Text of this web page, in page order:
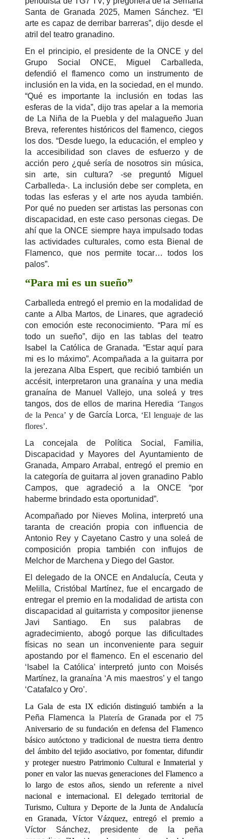
Santa de Granada 2025, Mamen Sánchez. “El
arte es capaz de derribar barreras”, dijo desde el
atril del teatro granadino.
En el principio, el presidente de la ONCE y del
Grupo Social ONCE, Miguel Carballeda,
defendió el flamenco como un instrumento de
inclusión en la vida, en la sociedad, en el mundo.
“Qué es importante la inclusión en todas las
esferas de la vida”, dijo tras apelar a la memoria
de La Niña de la Puebla y del malagueño Juan
Breva, referentes históricos del flamenco, ciegos
los dos. “Desde luego, la educación, el empleo y
la accesibilidad son claves de esfuerzo y de
acción pero ¿qué sería de nosotros sin música,
sin arte, sin cultura? -se preguntó Miguel
Carballeda-. La inclusión debe ser completa, en
todas las esferas y el arte nos ayuda también.
Por qué no pueden ser artistas las personas con
discapacidad, en este caso personas ciegas. De
ahí que la ONCE siempre haya impulsado todas
las actividades culturales, como esta Bienal de
Flamenco, que nos permite tocar… todos los
palos”.
“Para mi es un sueño”
Carballeda entregó el premio en la modalidad de
cante a Alba Martos, de Linares, que agradeció
con emoción este reconocimiento. “Para mí es
todo un sueño”, dijo en las tablas del teatro
Isabel la Católica de Granada. “Estar aquí para
mi es lo máximo”. Acompañada a la guitarra por
la jerezana Alba Espert, que recibió también un
accésit, interpretaron una granaína y una media
granaína de Manuel Vallejo, una soleá y tres
tangos, dos de ellos de marina Heredia ‘Tangos
de la Penca’ y de García Lorca, ‘El lenguaje de las
flores’.
La concejala de Política Social, Familia,
Discapacidad y Mayores del Ayuntamiento de
Granada, Amparo Arrabal, entregó el premio en
la categoría de guitarra al joven granadino Pablo
Campos, que agradeció a la ONCE “por
haberme brindado esta oportunidad”.
Acompañado por Nieves Molina, interpretó una
taranta de creación propia con influencia de
Antonio Rey y Cayetano Castro y una soleá de
composición propia también con influjos de
Melchor de Marchena y Diego del Gastor.
El delegado de la ONCE en Andalucía, Ceuta y
Melilla, Cristóbal Martínez, fue el encargado de
entregar el premio en la modalidad de artista con
discapacidad al guitarrista y compositor jienense
Javi Santiago. En sus palabras de
agradecimiento, abogó porque las dificultades
físicas no sean un inconveniente para seguir
apostando por el flamenco. En el escenario del
‘Isabel la Católica’ interpretó junto con Moisés
Martínez, la granaína ‘A mis maestros’ y el tango
‘Catafalco y Oro’.
La Gala de esta IX edición distinguió también a la
Peña Flamenca la Platería de Granada por el 75
Aniversario de su fundación en defensa del Flamenco
básico autóctono y tradicional de nuestra tierra dentro
del ámbito del tejido asociativo, por fomentar, difundir
y proteger nuestro Patrimonio Cultural e Inmaterial y
poner en valor las nuevas generaciones del Flamenco a
lo largo de estos años, siendo un referente a nivel
nacional e internacional. El delegado territorial de
Turismo, Cultura y Deporte de la Junta de Andalucía
en Granada, Víctor Vázquez, entregó el premio a
Víctor Sánchez, presidente de la peña